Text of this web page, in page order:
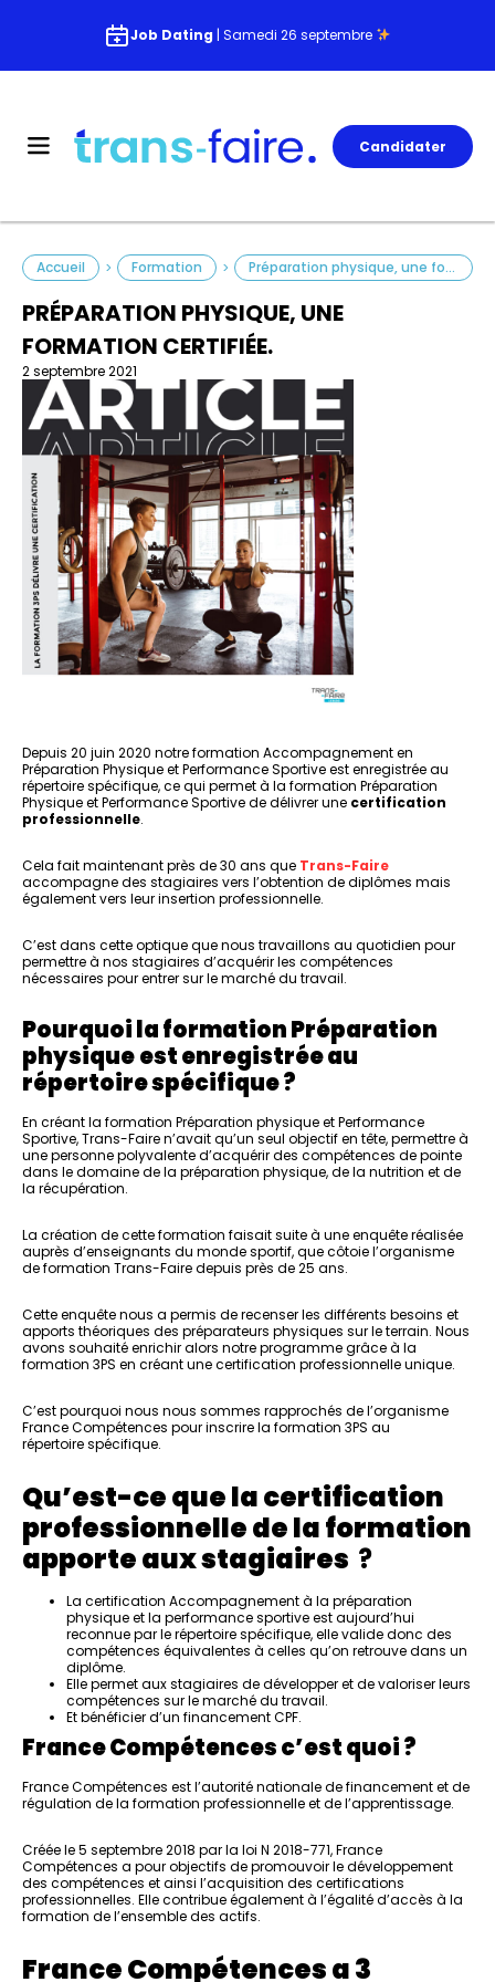
Job Dating | Samedi 26 septembre
Candidater
Accueil > Formation > Préparation physique, une formation certifiée.
PRÉPARATION PHYSIQUE, UNE
FORMATION CERTIFIÉE.
2 septembre 2021
Depuis 20 juin 2020 notre formation Accompagnement en
Préparation Physique et Performance Sportive est enregistrée au
répertoire spécifique, ce qui permet à la formation Préparation
Physique et Performance Sportive de délivrer une certification
professionnelle.
Cela fait maintenant près de 30 ans que Trans-Faire
accompagne des stagiaires vers l’obtention de diplômes mais
également vers leur insertion professionnelle.
C’est dans cette optique que nous travaillons au quotidien pour
permettre à nos stagiaires d’acquérir les compétences
nécessaires pour entrer sur le marché du travail.
Pourquoi la formation Préparation
physiqueest enregistrée au
répertoire spécifique?
En créant la formation Préparation physique et Performance
Sportive, Trans-Faire n’avait qu’un seul objectif en tête, permettre à
une personne polyvalente d’acquérir des compétences de pointe
dans le domaine de la préparation physique, de la nutrition et de
la récupération.
La création de cette formation faisait suite à une enquête réalisée
auprès d’enseignants du monde sportif, que côtoie l’organisme
de formation Trans-Faire depuis près de 25 ans.
Cette enquête nous a permis de recenser les différents besoins et
apports théoriques des préparateurs physiques sur le terrain. Nous
avons souhaité enrichir alors notre programme grâce à la
formation 3PS en créant une certification professionnelle unique.
C’est pourquoi nous nous sommes rapprochés de l’organisme
France Compétences pour inscrire la formation 3PS au
répertoire spécifique.
Qu’est-ce que la certification
professionnelle de la formation
apporte aux stagiaires ?
La certification Accompagnement à la préparation
physique et la performance sportive est aujourd’hui
reconnue par le répertoire spécifique, elle valide donc des
compétences équivalentes à celles qu’on retrouve dans un
diplôme.
Elle permet aux stagiaires de développer et de valoriser leurs
compétences sur le marché du travail.
Et bénéficier d’un financement CPF.
France Compétences c’est quoi ?
France Compétences est l’autorité nationale de financement et de
régulation de la formation professionnelle et de l’apprentissage.
Créée le 5 septembre 2018 par la loi N 2018-771, France
Compétences a pour objectifs de promouvoir le développement
des compétences et ainsi l’acquisition des certifications
professionnelles. Elle contribue également à l’égalité d’accès à la
formation de l’ensemble des actifs.
France Compétences a 3